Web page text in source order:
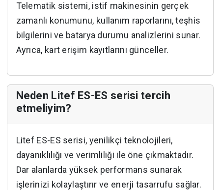
Telematik sistemi, istif makinesinin gerçek
zamanlı konumunu, kullanım raporlarını, teşhis
bilgilerini ve batarya durumu analizlerini sunar.
Ayrıca, kart erişim kayıtlarını günceller.
Neden Litef ES-ES serisi tercih
etmeliyim?
Litef ES-ES serisi, yenilikçi teknolojileri,
dayanıklılığı ve verimliliği ile öne çıkmaktadır.
Dar alanlarda yüksek performans sunarak
işlerinizi kolaylaştırır ve enerji tasarrufu sağlar.